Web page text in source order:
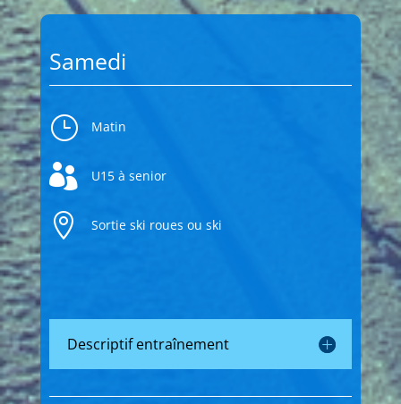
Samedi
} Matin
 U15 à senior
 Sortie ski roues ou ski
Descriptif entraînement